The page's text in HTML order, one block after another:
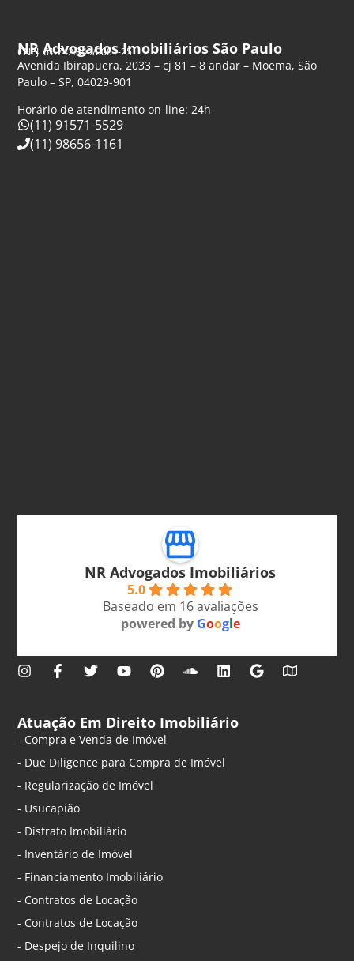
NR Advogados Imobiliários São Paulo
CNPJ: 61.742.849/0001-25
Avenida Ibirapuera, 2033 – cj 81 – 8 andar – Moema, São
Paulo – SP, 04029-901
Horário de atendimento on-line: 24h
(11) 91571-5529
(11) 98656-1161
NR Advogados Imobiliários
5.0
Baseado em 16 avaliações
powered by Google
Atuação Em Direito Imobiliário
- Compra e Venda de Imóvel
- Due Diligence para Compra de Imóvel
- Regularização de Imóvel
- Usucapião
- Distrato Imobiliário
- Inventário de Imóvel
- Financiamento Imobiliário
- Contratos de Locação
- Contratos de Locação
- Despejo de Inquilino